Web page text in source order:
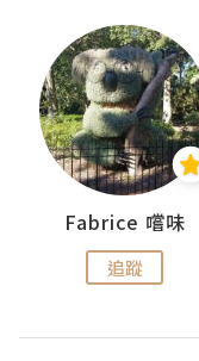
Fabrice 嚐味
追蹤